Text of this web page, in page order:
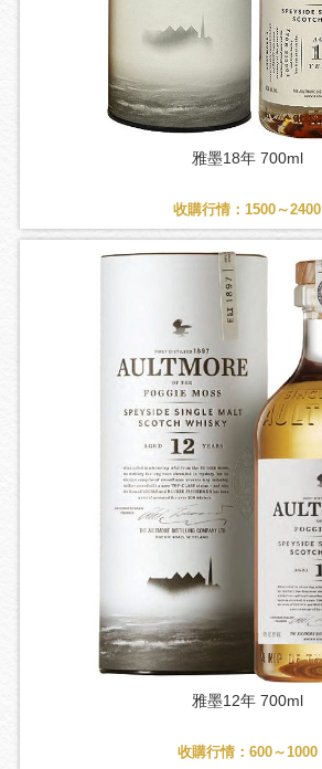
雅墨18年 700ml
收購行情：1500～2400
雅墨12年 700ml
收購行情：600～1000